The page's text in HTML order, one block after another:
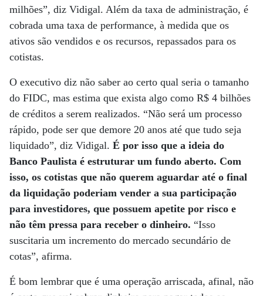
milhões”, diz Vidigal. Além da taxa de administração, é
cobrada uma taxa de performance, à medida que os
ativos são vendidos e os recursos, repassados para os
cotistas.
O executivo diz não saber ao certo qual seria o tamanho
do FIDC, mas estima que exista algo como R$ 4 bilhões
de créditos a serem realizados. “Não será um processo
rápido, pode ser que demore 20 anos até que tudo seja
liquidado”, diz Vidigal. É por isso que a ideia do
Banco Paulista é estruturar um fundo aberto. Com
isso, os cotistas que não querem aguardar até o final
da liquidação poderiam vender a sua participação
para investidores, que possuem apetite por risco e
não têm pressa para receber o dinheiro. “Isso
suscitaria um incremento do mercado secundário de
cotas”, afirma.
É bom lembrar que é uma operação arriscada, afinal, não